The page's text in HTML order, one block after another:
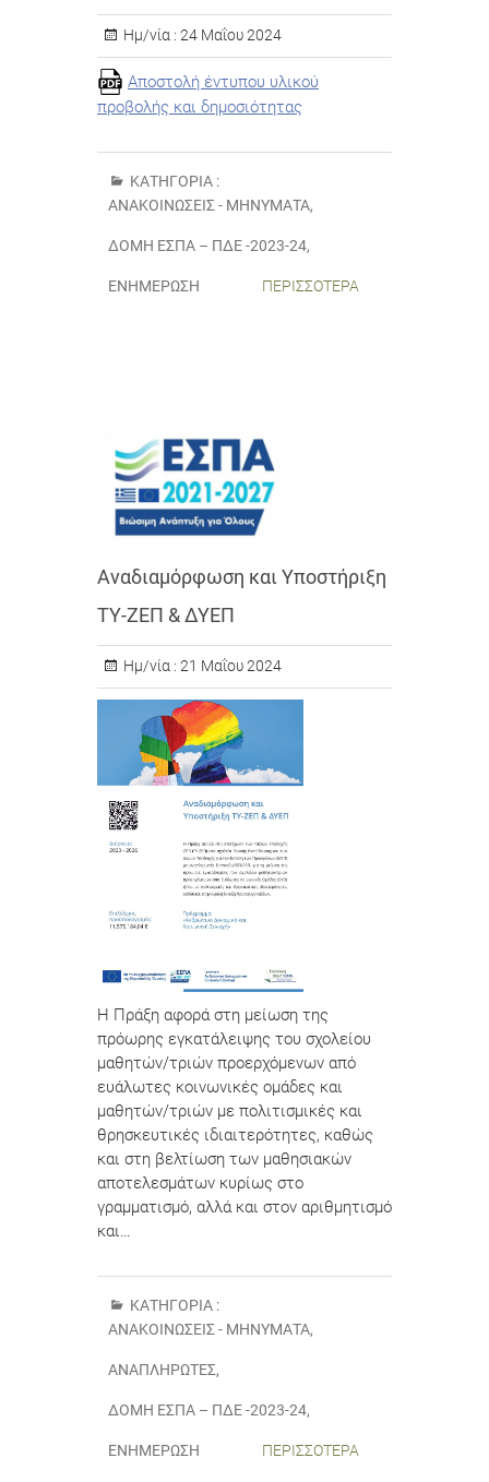
Ημ/νία : 24 Μαΐου 2024
Αποστολή έντυπου υλικού
προβολής και δημοσιότητας
ΚΑΤΗΓΟΡΊΑ :
ΑΝΑΚΟΙΝΏΣΕΙΣ - ΜΗΝΎΜΑΤΑ,
ΔΟΜΉ ΕΣΠΑ – ΠΔΕ -2023-24,
ΕΝΗΜΈΡΩΣΗ ΠΕΡΙΣΣΌΤΕΡΑ
Αναδιαμόρφωση και Υποστήριξη
ΤΥ-ΖΕΠ & ΔΥΕΠ
Ημ/νία : 21 Μαΐου 2024
Η Πράξη αφορά στη μείωση της
πρόωρης εγκατάλειψης του σχολείου
μαθητών/τριών προερχόμενων από
ευάλωτες κοινωνικές ομάδες και
μαθητών/τριών με πολιτισμικές και
θρησκευτικές ιδιαιτερότητες, καθώς
και στη βελτίωση των μαθησιακών
αποτελεσμάτων κυρίως στο
γραμματισμό, αλλά και στον αριθμητισμό
και…
ΚΑΤΗΓΟΡΊΑ :
ΑΝΑΚΟΙΝΏΣΕΙΣ - ΜΗΝΎΜΑΤΑ,
ΑΝΑΠΛΗΡΩΤΈΣ,
ΔΟΜΉ ΕΣΠΑ – ΠΔΕ -2023-24,
ΕΝΗΜΈΡΩΣΗ ΠΕΡΙΣΣΌΤΕΡΑ